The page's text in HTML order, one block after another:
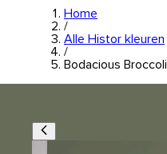
Home
/
Alle Histor kleuren
/
Bodacious Broccoli